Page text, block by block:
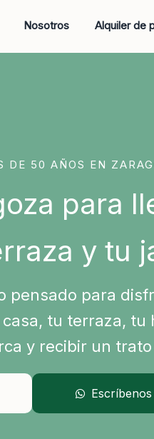
Nosotros Alquiler de
DE 50 AÑOS EN
para
y tu
pensado para
tu terraza,
y recibir un